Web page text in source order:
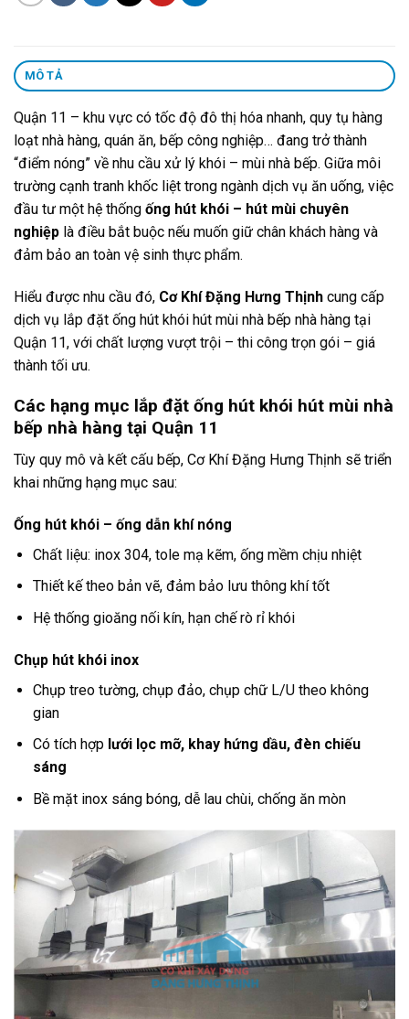
MÔ TẢ
Quận 11 – khu vực có tốc độ đô thị hóa nhanh, quy tụ hàng
loạt nhà hàng, quán ăn, bếp công nghiệp… đang trở thành
“điểm nóng” về nhu cầu xử lý khói – mùi nhà bếp. Giữa môi
trường cạnh tranh khốc liệt trong ngành dịch vụ ăn uống, việc
đầu tư một hệ thống ống hút khói – hút mùi chuyên
nghiệp là điều bắt buộc nếu muốn giữ chân khách hàng và
đảm bảo an toàn vệ sinh thực phẩm.
Hiểu được nhu cầu đó, Cơ Khí Đặng Hưng Thịnh cung cấp
dịch vụ lắp đặt ống hút khói hút mùi nhà bếp nhà hàng tại
Quận 11, với chất lượng vượt trội – thi công trọn gói – giá
thành tối ưu.
Các hạng mục lắp đặt ống hút khói hút mùi nhà
bếp nhà hàng tại Quận 11
Tùy quy mô và kết cấu bếp, Cơ Khí Đặng Hưng Thịnh sẽ triển
khai những hạng mục sau:
Ống hút khói – ống dẫn khí nóng
Chất liệu: inox 304, tole mạ kẽm, ống mềm chịu nhiệt
Thiết kế theo bản vẽ, đảm bảo lưu thông khí tốt
Hệ thống gioăng nối kín, hạn chế rò rỉ khói
Chụp hút khói inox
Chụp treo tường, chụp đảo, chụp chữ L/U theo không
gian
Có tích hợp lưới lọc mỡ, khay hứng dầu, đèn chiếu
sáng
Bề mặt inox sáng bóng, dễ lau chùi, chống ăn mòn